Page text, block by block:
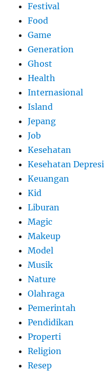
Festival
Food
Game
Generation
Ghost
Health
Internasional
Island
Jepang
Job
Kesehatan
Kesehatan Depresi
Keuangan
Kid
Liburan
Magic
Makeup
Model
Musik
Nature
Olahraga
Pemerintah
Pendidikan
Properti
Religion
Resep